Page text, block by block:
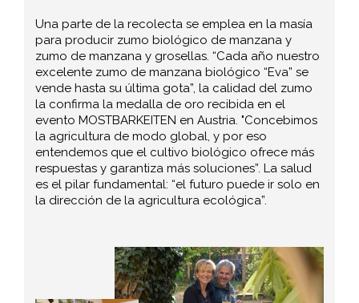
Una parte de la recolecta se emplea en la masía
para producir zumo biológico de manzana y
zumo de manzana y grosellas. “Cada año nuestro
excelente zumo de manzana biológico “Eva” se
vende hasta su última gota”, la calidad del zumo
la confirma la medalla de oro recibida en el
evento MOSTBARKEITEN en Austria. "Concebimos
la agricultura de modo global, y por eso
entendemos que el cultivo biológico ofrece más
respuestas y garantiza más soluciones”. La salud
es el pilar fundamental: “el futuro puede ir solo en
la dirección de la agricultura ecológica”.